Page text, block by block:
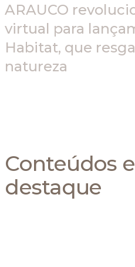
ARAUCO
virtual para
Habitat, que
natureza
Conteúdos
destaque